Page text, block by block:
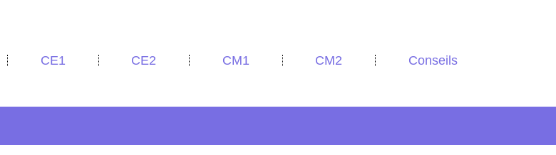
CE1 CE2 CM1 CM2 Conseils